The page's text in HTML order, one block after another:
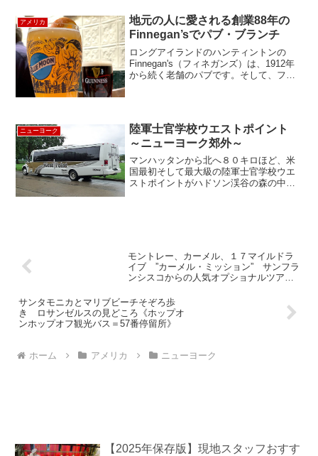
アメリカ
地元の人に愛される創業88年の
Finnegan’sでパブ・ブランチ
ロングアイランドのハンティントンの
Finnegan's（フィネガンズ）は、1912年
から続く老舗のパブです。そして、フィ
ニューヨーク
陸軍士官学校ウエストポイント
～ニューヨーク郊外～
マンハッタンから北へ８０キロほど、米
国最初そして最大級の陸軍士官学校ウエ
ストポイントがハドソン渓谷の森の中に
モントレー、カーメル、１７マイルドラ
イブ ”カーメル・ミッション” サンフラ
ンシスコからの人気オプショナルツア
サンタモニカとマリブビーチそぞろ歩
き ロサンゼルスの見どころ《ホップオ
ンホップオフ観光バス＝57番停留所》
ホーム アメリカ ニューヨーク
【2025年保存版】現地スタッフおすす